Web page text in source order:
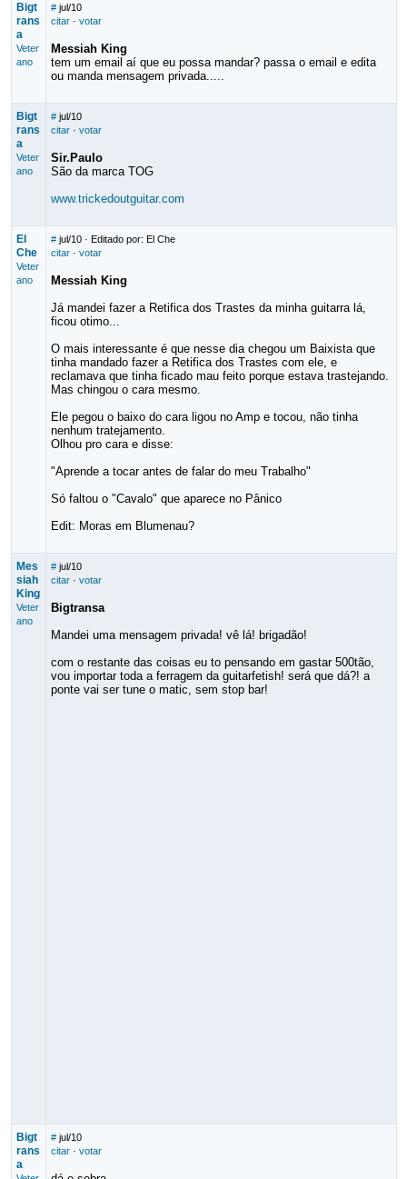
Bigt
rans
a
Veter
ano
# jul/10
citar· votar
Messiah King
tem um email aí que eu possa mandar? passa o email e edita
ou manda mensagem privada.....
Bigt
rans
a
Veter
ano
# jul/10
citar· votar
Sir.Paulo
São da marca TOG
www.trickedoutguitar.com
El
Che
Veter
ano
# jul/10· Editado por: El Che
citar· votar
Messiah King
Já mandei fazer a Retifica dos Trastes da minha guitarra lá,
ficou otimo...
O mais interessante é que nesse dia chegou um Baixista que
tinha mandado fazer a Retifica dos Trastes com ele, e
reclamava que tinha ficado mau feito porque estava trastejando.
Mas chingou o cara mesmo.
Ele pegou o baixo do cara ligou no Amp e tocou, não tinha
nenhum tratejamento.
Olhou pro cara e disse:
"Aprende a tocar antes de falar do meu Trabalho"
Só faltou o "Cavalo" que aparece no Pânico
Edit: Moras em Blumenau?
Mes
siah
King
Veter
ano
# jul/10
citar· votar
Bigtransa
Mandei uma mensagem privada! vê lá! brigadão!
com o restante das coisas eu to pensando em gastar 500tão,
vou importar toda a ferragem da guitarfetish! será que dá?! a
ponte vai ser tune o matic, sem stop bar!
Bigt
rans
a
# jul/10
citar· votar